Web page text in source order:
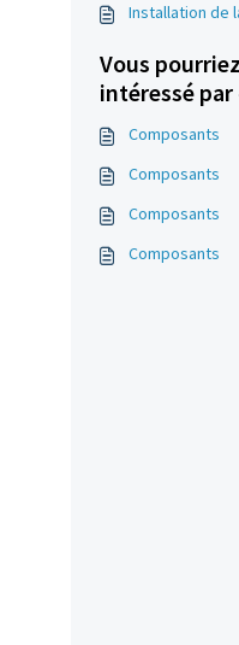
Installation de
Vous
intéressé par
Composants
Composants
Composants
Composants